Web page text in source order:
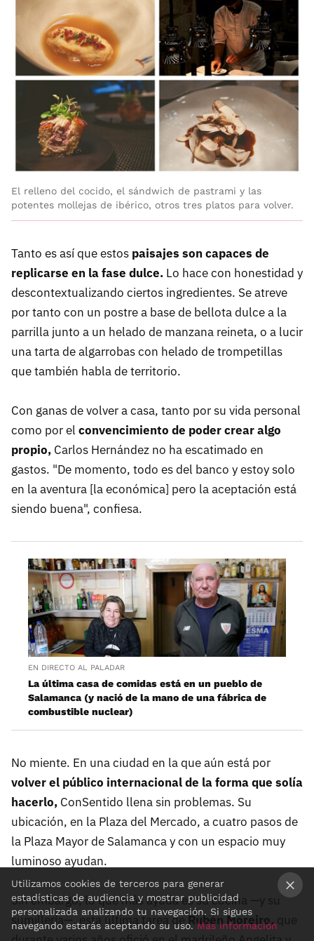
El relleno del cocido, el sándwich de pastrami y las
potentes mollejas de ibérico, otros tres platos para volver.
Tanto es así que estos paisajes son capaces de
replicarse en la fase dulce. Lo hace con honestidad y
descontextualizando ciertos ingredientes. Se atreve
por tanto con un postre a base de bellota dulce a la
parrilla junto a un helado de manzana reineta, o a lucir
una tarta de algarrobas con helado de trompetillas
que también habla de territorio.
Con ganas de volver a casa, tanto por su vida personal
como por el convencimiento de poder crear algo
propio, Carlos Hernández no ha escatimado en
gastos. "De momento, todo es del banco y estoy solo
en la aventura [la económica] pero la aceptación está
siendo buena", confiesa.
EN DIRECTO AL PALADAR
La última casa de comidas está en un pueblo de
Salamanca (y nació de la mano de una fábrica de
combustible nuclear)
No miente. En una ciudad en la que aún está por
volver el público internacional de la forma que solía
hacerlo, ConSentido llena sin problemas. Su
ubicación, en la Plaza del Mercado, a cuatro pasos de
la Plaza Mayor de Salamanca y con un espacio muy
luminoso ayudan.
Sin embargo, lo que más ayuda es su cocina —y su
sumillería—, esta última tarea deRubén Moreiro, que
Utilizamos cookies de terceros para generar
estadísticas de audiencia y mostrar publicidad
personalizada analizando tu navegación. Si sigues
navegando estarás aceptando su uso.Más información